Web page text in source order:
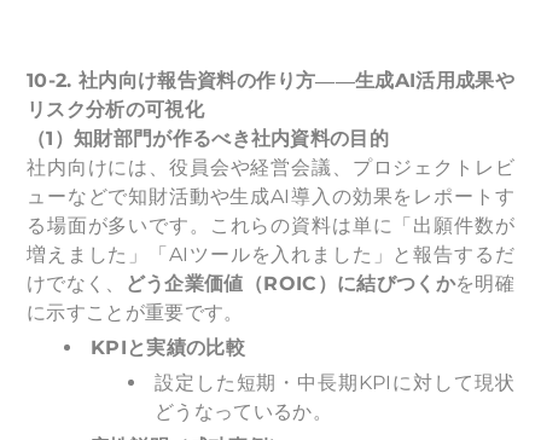
10-2. 社内向け報告資料の作り方――生成AI活用成果や
リスク分析の可視化
（1）知財部門が作るべき社内資料の目的
社内向けには、役員会や経営会議、プロジェクトレビ
ューなどで知財活動や生成AI導入の効果をレポートす
る場面が多いです。これらの資料は単に「出願件数が
増えました」「AIツールを入れました」と報告するだ
けでなく、
どう企業価値（ROIC）に結びつくかを明確
に示すことが重要です。
KPI と実績の比較
設定した短期・中長期KPIに対して現状
どうなっているか。